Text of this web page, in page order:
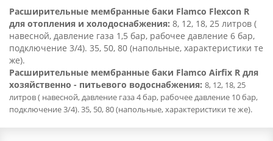
Расширительные мембранные баки Flamco Flexcon R
для отопления и холодоснабжения: 8, 12, 18, 25 литров (
навесной, давление газа 1,5 бар, рабочее давление 6 бар,
подключение 3/4). 35, 50, 80 (напольные, характеристики те
же).
Расширительные мембранные баки Flamco Airfix R для
хозяйственно - питьевого водоснабжения: 8, 12, 18, 25
литров ( навесной, давление газа 4 бар, рабочее давление 10 бар,
подключение 3/4). 35, 50, 80 (напольные, характеристики те же).